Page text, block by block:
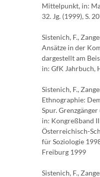
Mittelpunkt, in:
32. Jg. (1999), S.
Sistenich, F.,
Ansätze in der
dargestellt am
in: GfK Jahrbuch,
Sistenich, F.,
Ethnographie:
Spur.
in: Kongreßband
Österreichisch-
für Soziologie
Freiburg 1999
Sistenich, F.,